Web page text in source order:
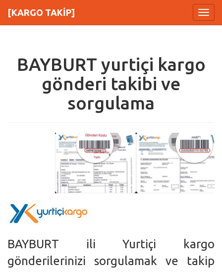
Menu
[KARGO TAKİP]
BAYBURT yurtiçi kargo
gönderi takibi ve
sorgulama
BAYBURT ili Yurtiçi kargo
gönderilerinizi sorgulamak ve takip